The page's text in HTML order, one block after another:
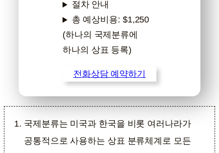
절차 안내
총 예상비용: $1,250
(하나의 국제분류에
하나의 상표 등록)
전화상담 예약하기
국제분류는 미국과 한국을 비롯 여러나라가
공통적으로 사용하는 상표 분류체계로 모든